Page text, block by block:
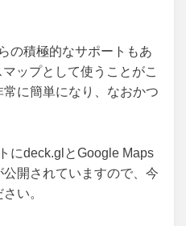
の積極的なサポートもあ
ップとして使うことがこ
に簡単になり、なおかつ
にdeck.glとGoogle Maps
開されていますので、今
い。